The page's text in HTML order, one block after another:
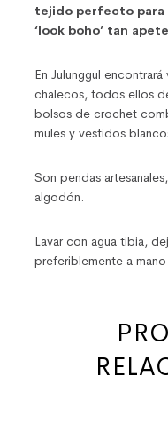
tejido perfecto para
‘look boho’ tan
En Julunggul
chalecos, todos ellos
bolsos de crochet
mules y vestidos
Son pendas
algodón.
Lavar con agua tibia,
preferiblemente a